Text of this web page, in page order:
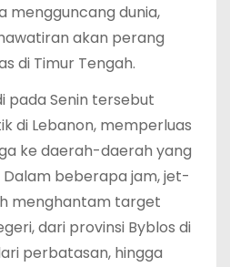
mengguncang dunia,
akan perang
di Timur Tengah.
pada Senin tersebut
di Lebanon, memperluas
ke daerah-daerah yang
beberapa jam, jet-
menghantam target
dari provinsi Byblos di
perbatasan, hingga